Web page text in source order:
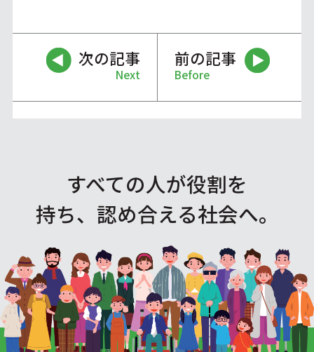
次の記事
Next
前の記事
Before
すべての人が役割を
持ち、認め合える社会へ。